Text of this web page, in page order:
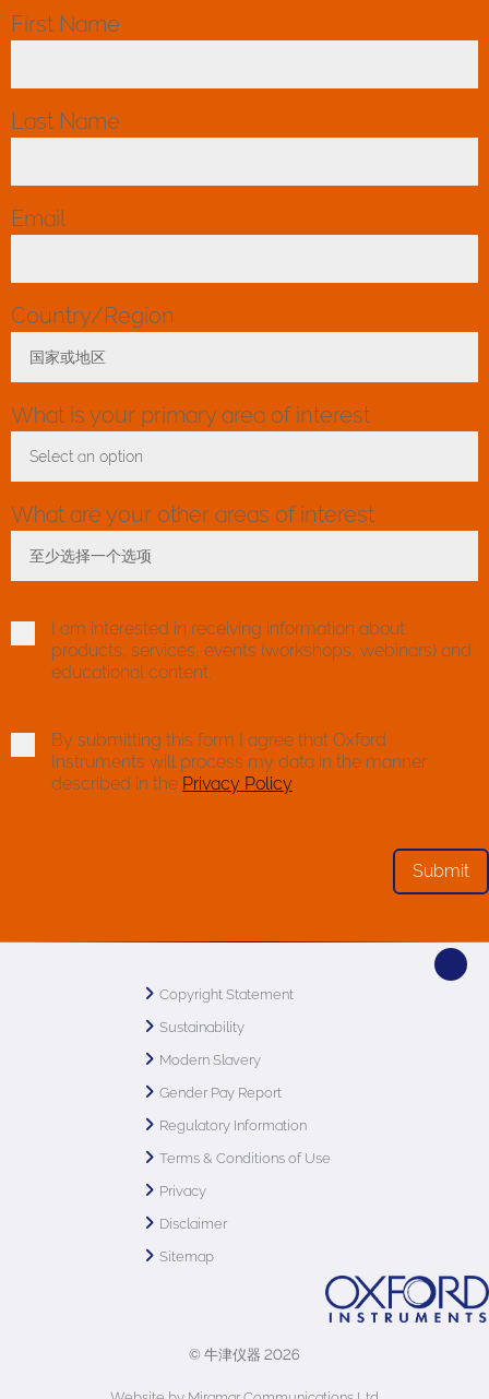
First Name
Last Name
Email
Country/Region
国家或地区
What is your primary area of interest
Select an option
What are your other areas of interest
至少选择一个选项
I am interested in receiving information about
products, services, events (workshops, webinars) and
educational content.
By submitting this form I agree that Oxford
Instruments will process my data in the manner
described in the Privacy Policy
Copyright Statement
Sustainability
Modern Slavery
Gender Pay Report
Regulatory Information
Terms & Conditions of Use
Privacy
Disclaimer
Sitemap
© 牛津仪器 2026